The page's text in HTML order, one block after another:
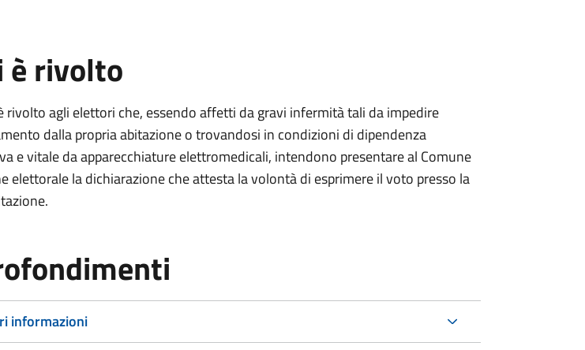
è rivolto
rivolto agli elettori che, essendo affetti da gravi infermità tali da impedire
dalla propria abitazione o trovandosi in condizioni di dipendenza
e vitale da apparecchiature elettromedicali, intendono presentare al Comune
elettorale la dichiarazione che attesta la volontà di esprimere il voto presso la
informazioni